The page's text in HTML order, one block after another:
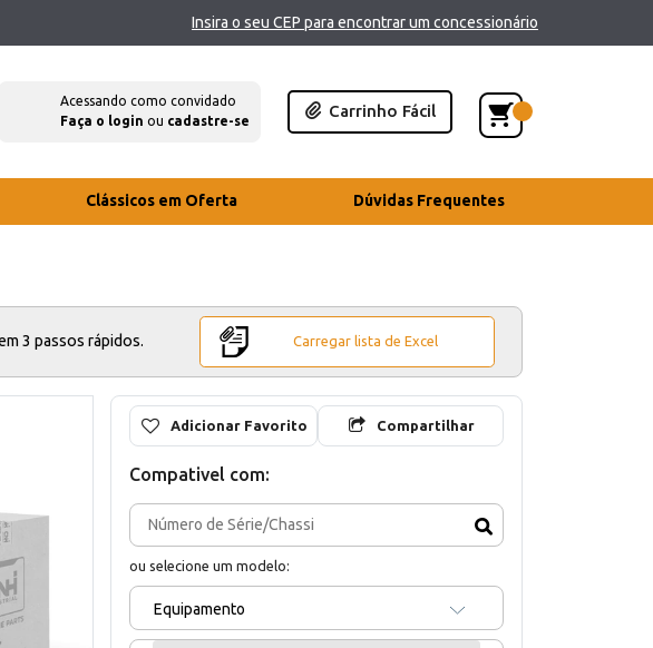
Insira o seu CEP para encontrar um concessionário
Acessando como convidado
Faça o login ou cadastre-se
Carrinho Fácil
Clássicos em Oferta Dúvidas Frequentes
3 passos rápidos. Carregar lista de Excel
Adicionar Favorito Compartilhar
Compativel com:
ou selecione um modelo:
Equipamento